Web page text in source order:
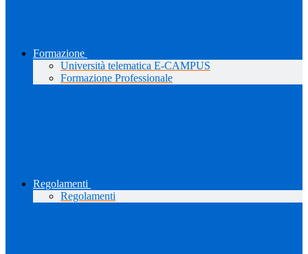
Formazione
Università telematica E-CAMPUS
Formazione Professionale
Regolamenti
Regolamenti